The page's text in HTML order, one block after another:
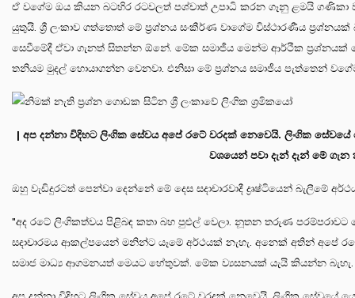
ඒ වගේම ඔය කියන බටහිර රටවලත් පශ්චාත් උපාධි කරන ගෑනු ළමයි
යුතුයි. ශ්‍රී ලංකාව ගත්තොත් මේ ප්‍රශ්නය සංකීර්ණ වාගේම විස්ථාරණීය
සෙවීමේදී ඒවා ගැනත් සිතන්න ඕනේ. මේක සමාජීය මෙන්ම ආර්ථික
තනියම මුදල් හොයාගන්න වෙනවා. එනිසා මේ ප්‍රශ්නය සමාජීය පැත්තෙන්
| අප දන්නා විදිහට ලිංගික සේවය අපේ රටේ වරදක් නෙවෙයි. ලිංගික
වශයෙන් පවා දැන් දැන් මේ
ඔහු වැඩිදුරටත් පෙන්වා දෙන්නේ මේ දෙස සදාචාරවාදී ද්‍රෘෂ්ටියෙන් බැලීමේ
"අද රටේ ලිංගිකත්වය පිළිබඳ කතා බහ පුළුල් වෙලා. නූතන තරුණ පරම්පරාවට
සදාචාරමය ආකල්පයෙන් මනින්ට යෑමේ අර්ථයක් නැහැ. අනෙක් අතින් අපේ
සමාජ මාධ්‍ය ආගමනයත් මෙයට හේතුවක්. මේක ව්‍යසනයක් යැයි කියන්න